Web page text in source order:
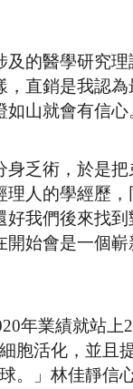
的醫學研究理
直銷是我認
山就會有信心
乏術，於是
人的學經歷
我們後來找
開始會是一個
年業績就站上
胞活化，並且
。」林佳靜信心